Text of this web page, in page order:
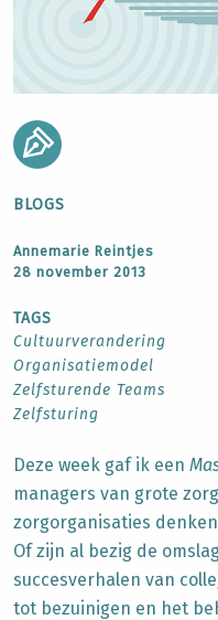
BLOGS
Annemarie Reintjes
28 november 2013
TAGS
Cultuurverandering
Organisatiemodel
Zelfsturende Teams
Zelfsturing
Deze week gaf ik een
managers van grote
zorgorganisaties
Of zijn al bezig de
succesverhalen van
tot bezuinigen en het